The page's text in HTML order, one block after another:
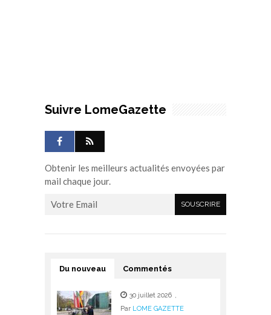
Suivre LomeGazette
Obtenir les meilleurs actualités envoyées par
mail chaque jour.
Du nouveau Commentés
30 juillet 2026 ,
Par LOME GAZETTE